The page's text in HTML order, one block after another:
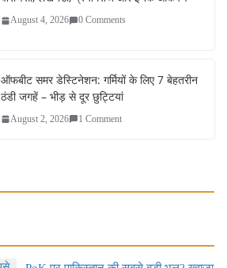
August 4, 2026 0 Comments
ऑफबीट समर डेस्टिनेशन: गर्मियों के लिए 7 बेहतरीन
ठंडी जगहें – भीड़ से दूर छुट्टियां
August 2, 2026 1 Comment